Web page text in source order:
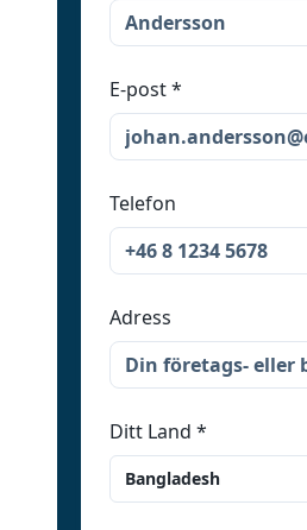
E-post*
Telefon
Adress
Ditt Land *
Bangladesh